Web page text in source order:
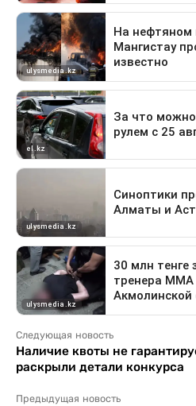
Следующая новость
Наличие квоты не
раскрыли детали конкурса
Предыдущая новость